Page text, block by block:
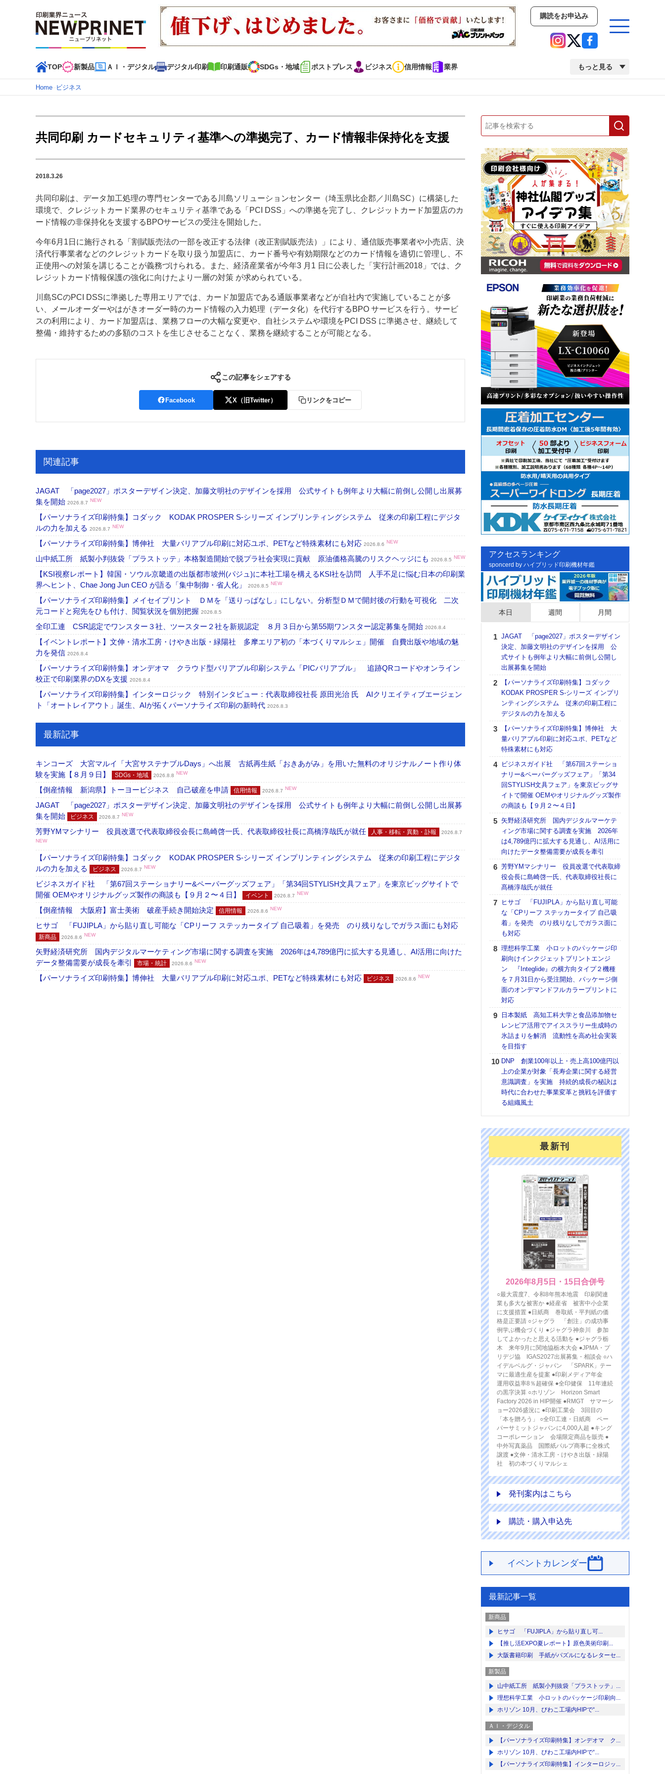
購読をお申込み
TOP 新製品 ＡＩ・デジタル デジタル印刷 印刷通販 SDGs・地域 ポストプレス ビジネス 信用情報 業界 もっと見る
イベント
インデックス
TOP 新着記事 特集記事 動画コンテンツ インタビュー コレクション
カテゴリー一覧
新商品 新製品 ＡＩ・デジタル デジタル印刷 印刷通販 SDGs・地域 ポストプレス ビジネス イベント 信用情報 業界 市場・統計 人事・移転・異動・訃報
特集記事カテゴリー一覧
2022 見える化・MIS特集 特集・デジタル印刷 アイデアで勝負！ ～多様なビジネス・多彩な商材～ JAPAN PACK 2023 特集 中古印刷機・製本機特集
2022 検査・校正特集
特集・デジタル印刷 ～ 新成長軌道を描く
案内
発刊案内 JFPI印刷用語集 印刷機材年鑑
会社案内 購読・購入申し込み サイトポリシー お問い合わせ
Home–ビジネス
共同印刷 カードセキュリティ基準への準拠完了、カード情報非保持化を支援
2018.3.26
共同印刷は、データ加工処理の専門センターである川島ソリューションセンター（埼玉県比企郡／川島SC）に構築した
環境で、クレジットカード業界のセキュリティ基準である「PCI DSS」への準拠を完了し、クレジットカード加盟店のカ
ード情報の非保持化を支援するBPOサービスの受注を開始した。
今年6月1日に施行される「割賦販売法の一部を改正する法律（改正割賦販売法）」により、通信販売事業者や小売店、決
済代行事業者などのクレジットカードを取り扱う加盟店に、カード番号や有効期限などのカード情報を適切に管理し、不
正使用への対策を講じることが義務づけられる。また、経済産業省が今年3 月1 日に公表した「実行計画2018」では、ク
レジットカード情報保護の強化に向けたより一層の対策 が求められている。
川島SCのPCI DSSに準拠した専用エリアでは、カード加盟店である通販事業者などが自社内で実施していることが多
い、メールオーダーやはがきオーダー時のカード情報の入力処理（データ化）を代行するBPO サービスを行う。サービ
スの利用により、カード加盟店は、業務フローの大幅な変更や、自社システムや環境をPCI DSS に準拠させ、継続して
整備・維持するための多額のコストを生じさせることなく、業務を継続することが可能となる。
この記事をシェアする
Facebook X（旧Twitter） リンクをコピー
関連記事
JAGAT 「page2027」ポスターデザイン決定、加藤文明社のデザインを採用 公式サイトも例年より大幅に前倒し公開し出展募
集を開始 2026.8.7 NEW
【パーソナライズ印刷特集】コダック KODAK PROSPER S-シリーズ インプリンティングシステム 従来の印刷工程にデジタ
ルの力を加える 2026.8.7 NEW
【パーソナライズ印刷特集】博伸社 大量バリアブル印刷に対応ユポ、PETなど特殊素材にも対応 2026.8.6 NEW
山中紙工所 紙製小判抜袋「プラストッテ」本格製造開始で脱プラ社会実現に貢献 原油価格高騰のリスクヘッジにも 2026.8.5 NEW
【KSI視察レポート】韓国・ソウル京畿道の出版都市坡州(パジュ)に本社工場を構えるKSI社を訪問 人手不足に悩む日本の印刷業
界へヒント、Chae Jong Jun CEO が語る「集中制御・省人化」
2026.8.5 NEW
【パーソナライズ印刷特集】メイセイプリント ＤＭを「送りっぱなし」にしない。分析型ＤＭで開封後の行動を可視化 二次
元コードと宛先をひも付け、閲覧状況を個別把握 2026.8.5
全印工連 CSR認定でワンスター３社、ツースター２社を新規認定 ８月３日から第55期ワンスター認定募集を開始 2026.8.4
【イベントレポート】文伸・清水工房・けやき出版・緑陽社 多摩エリア初の「本づくりマルシェ」開催 自費出版や地域の魅
力を発信 2026.8.4
【パーソナライズ印刷特集】オンデオマ クラウド型バリアブル印刷システム「PICバリアブル」 追跡QRコードやオンライン
校正で印刷業界のDXを支援 2026.8.4
【パーソナライズ印刷特集】インターロジック 特別インタビュー：代表取締役社長 原田光治 氏 AIクリエイティブエージェン
ト「オートレイアウト」誕生、AIが拓くパーソナライズ印刷の新時代 2026.8.3
最新記事
キンコーズ 大宮マルイ「大宮サステナブルDays」へ出展 古紙再生紙「おきあがみ」を用いた無料のオリジナルノート作り体
験を実施【８月９日】
SDGs・地域 2026.8.8 NEW
【倒産情報 新潟県】トーヨービジネス 自己破産を申請 信用情報 2026.8.7 NEW
JAGAT 「page2027」ポスターデザイン決定、加藤文明社のデザインを採用 公式サイトも例年より大幅に前倒し公開し出展募
集を開始
ビジネス 2026.8.7 NEW
芳野YMマシナリー 役員改選で代表取締役会長に島崎啓一氏、代表取締役社長に髙橋淳哉氏が就任 人事・移転・異動・訃報
2026.8.7
NEW
【パーソナライズ印刷特集】コダック KODAK PROSPER S-シリーズ インプリンティングシステム 従来の印刷工程にデジタ
ルの力を加える
ビジネス 2026.8.7 NEW
ビジネスガイド社 「第67回ステーショナリー&ペーパーグッズフェア」「第34回STYLISH文具フェア」を東京ビッグサイトで
開催 OEMやオリジナルグッズ製作の商談も【９月２〜４日】
イベント 2026.8.7 NEW
【倒産情報 大阪府】富士美術 破産手続き開始決定 信用情報 2026.8.6 NEW
ヒサゴ 「FUJIPLA」から貼り直し可能な「CPリーフ ステッカータイプ 自己吸着」を発売 のり残りなしでガラス面にも対応
新商品 2026.8.6 NEW
矢野経済研究所 国内デジタルマーケティング市場に関する調査を実施 2026年は4,789億円に拡大する見通し、AI活用に向けた
データ整備需要が成長を牽引
市場・統計 2026.8.6 NEW
【パーソナライズ印刷特集】博伸社 大量バリアブル印刷に対応ユポ、PETなど特殊素材にも対応 ビジネス 2026.8.6 NEW
アクセスランキング
sponcerd by ハイブリッド印刷機材年鑑
本日 週間 月間
JAGAT 「page2027」ポスターデザイン
決定、加藤文明社のデザインを採用 公
式サイトも例年より大幅に前倒し公開し
出展募集を開始
【パーソナライズ印刷特集】コダック
KODAK PROSPER S-シリーズ インプリ
ンティングシステム 従来の印刷工程に
デジタルの力を加える
【パーソナライズ印刷特集】博伸社 大
量バリアブル印刷に対応ユポ、PETなど
特殊素材にも対応
ビジネスガイド社 「第67回ステーショ
ナリー&ペーパーグッズフェア」「第34
回STYLISH文具フェア」を東京ビッグサ
イトで開催 OEMやオリジナルグッズ製作
の商談も【９月２〜４日】
矢野経済研究所 国内デジタルマーケテ
ィング市場に関する調査を実施 2026年
は4,789億円に拡大する見通し、AI活用に
向けたデータ整備需要が成長を牽引
芳野YMマシナリー 役員改選で代表取締
役会長に島崎啓一氏、代表取締役社長に
髙橋淳哉氏が就任
ヒサゴ 「FUJIPLA」から貼り直し可能
な「CPリーフ ステッカータイプ 自己吸
着」を発売 のり残りなしでガラス面に
も対応
理想科学工業 小ロットのパッケージ印
刷向けインクジェットプリントエンジ
ン 『Integlide』の横方向タイプ２機種
を７月31日から受注開始、パッケージ側
面のオンデマンドフルカラープリントに
対応
日本製紙 高知工科大学と食品添加物セ
レンピア活用でアイススラリー生成時の
氷詰まりを解消 流動性を高め社会実装
を目指す
DNP 創業100年以上・売上高100億円以
上の企業が対象「長寿企業に関する経営
意識調査」を実施 持続的成長の秘訣は
時代に合わせた事業変革と挑戦を評価す
る組織風土
最新刊
2026年8月5日・15日合併号
○最大震度7、令和8年熊本地震 印刷関連
業も多大な被害か ●経産省 被害中小企業
に支援措置 ●日紙商 巻取紙・平判紙の価
格是正要請 ○ジャグラ 「創注」の成功事
例学ぶ機会づくり ●ジャグラ神奈川 参加
してよかったと思える活動を ●ジャグラ栃
木 来年9月に関地協栃木大会 ●JPMA・プ
リデジ協 IGAS2027出展募集・相談会 ○ハ
イデルベルグ・ジャパン 「SPARK」テー
マに最適生産を提案 ●印刷メディア年金
運用収益率8％超確保 ●全印健保 11年連続
の黒字決算 ○ホリゾン Horizon Smart
Factory 2026 in HIP開催 ●RMGT サマーシ
ョー2026盛況に ●印刷工業会 3回目の
「本を贈ろう」 ○全印工連・日紙商 ペー
パーサミットジャパンに4,000人超 ●キング
コーポレーション 会場限定商品を販売 ●
中外写真薬品 国際紙パルプ商事に全株式
譲渡 ●文伸・清水工房・けやき出版・緑陽
社 初の本づくりマルシェ
発刊案内はこちら
購読・購入申込先
イベントカレンダー
最新記事一覧
新商品
ヒサゴ 「FUJIPLA」から貼り直し可...
【推し活EXPO夏レポート】原色美術印刷...
大阪書籍印刷 手紙がパズルになるレターセ...
新製品
山中紙工所 紙製小判抜袋「プラストッテ」...
理想科学工業 小ロットのパッケージ印刷向...
ホリゾン 10月、びわこ工場内HIPで“...
ＡＩ・デジタル
【パーソナライズ印刷特集】オンデオマ ク...
ホリゾン 10月、びわこ工場内HIPで“...
【パーソナライズ印刷特集】インターロジッ...